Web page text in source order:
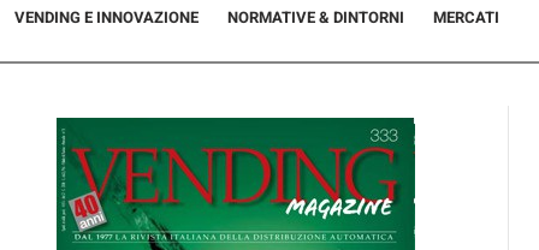
VENDING E INNOVAZIONE NORMATIVE & DINTORNI MERCATI